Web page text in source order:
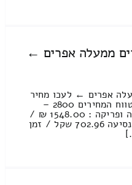
דירה 2 חדרים ממעלה אפרים ←
ממעלה אפרים ← לעכו מחיר
מחירון: 2318.49 ₪ / אלה שבטווח המחירים 2800 –
2200 ₪ עבודות סבלות , טעינה ופריקה : 1548.00 ₪ /
זמן : 38 דקות 20 שניות מחיר נסיעה 702.96 שקל / זמן